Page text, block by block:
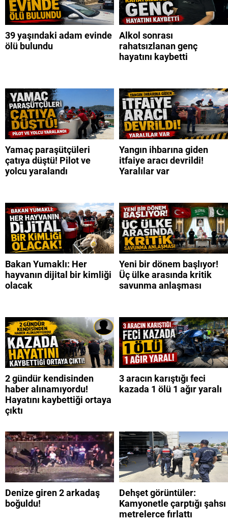
39 yaşındaki adam evinde
ölü bulundu
Alkol sonrası
rahatsızlanan genç
hayatını kaybetti
Yamaç paraşütçüleri
çatıya düştü! Pilot ve
yolcu yaralandı
Yangın ihbarına giden
itfaiye aracı devrildi!
Yaralılar var
Bakan Yumaklı: Her
hayvanın dijital bir kimliği
olacak
Yeni bir dönem başlıyor!
Üç ülke arasında kritik
savunma anlaşması
2 gündür kendisinden
haber alınamıyordu!
Hayatını kaybettiği ortaya
çıktı
3 aracın karıştığı feci
kazada 1 ölü 1 ağır yaralı
Denize giren 2 arkadaş
boğuldu!
Dehşet görüntüler:
Kamyonetle çarptığı şahsı
metrelerce fırlattı